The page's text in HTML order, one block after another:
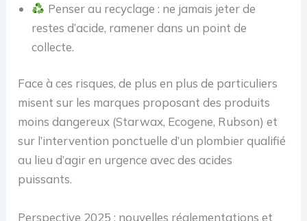
Penser au recyclage : ne jamais jeter de
restes d’acide, ramener dans un point de
collecte.
Face à ces risques, de plus en plus de particuliers
misent sur les marques proposant des produits
moins dangereux (Starwax, Ecogene, Rubson) et
sur l’intervention ponctuelle d’un plombier qualifié
au lieu d’agir en urgence avec des acides
puissants.
Perspective 2025 : nouvelles réglementations et